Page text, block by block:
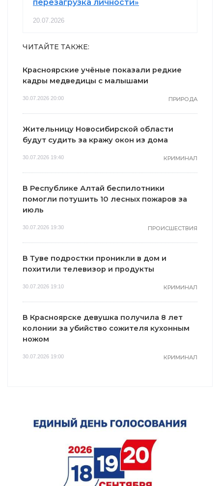
перезагрузка личности»
20.07.2026
ЧИТАЙТЕ ТАКЖЕ:
Красноярские учёные показали редкие
кадры медведицы с малышами
30.07.2026 20:00 ПРИРОДА
Жительницу Новосибирской области
будут судить за кражу окон из дома
30.07.2026 19:40 КРИМИНАЛ
В Республике Алтай беспилотники
помогли потушить 10 лесных пожаров за
июль
30.07.2026 19:30 ПРОИСШЕСТВИЯ
В Туве подростки проникли в дом и
похитили телевизор и продукты
30.07.2026 19:10 КРИМИНАЛ
В Красноярске девушка получила 8 лет
колонии за убийство сожителя кухонным
ножом
30.07.2026 19:00 КРИМИНАЛ